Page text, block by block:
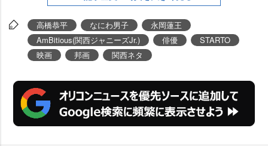
高橋恭平 なにわ男子
永岡蓮王
AmBitious(関西ジャニーズJr.)
俳優
STARTO
映画
邦画 関西ネタ